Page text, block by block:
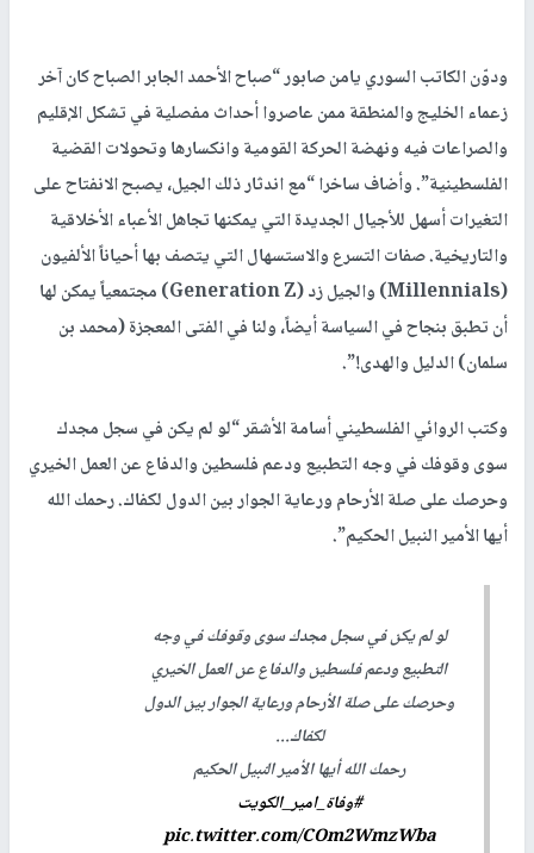
ودوّن الكاتب السوري يامن صابور “صباح الأحمد الجابر الصباح كان آخر
زعماء الخليج والمنطقة ممن عاصروا أحداث مفصلية في تشكل الإقليم
والصراعات فيه ونهضة الحركة القومية وانكسارها وتحولات القضية
الفلسطينية”. وأضاف ساخرا “مع اندثار ذلك الجيل، يصبح الانفتاح على
التغيرات أسهل للأجيال الجديدة التي يمكنها تجاهل الأعباء الأخلاقية
والتاريخية. صفات التسرع والاستسهال التي يتصف بها أحياناً الألفيون
(Millennials) والجيل زد (Generation Z) مجتمعياً يمكن لها
أن تطبق بنجاح في السياسة أيضاً، ولنا في الفتى المعجزة (محمد بن
سلمان) الدليل والهدى!”.
وكتب الروائي الفلسطيني أسامة الأشقر “لو لم يكن في سجل مجدك
سوى وقوفك في وجه التطبيع ودعم فلسطين والدفاع عن العمل الخيري
وحرصك على صلة الأرحام ورعاية الجوار بين الدول لكفاك. رحمك الله
أيها الأمير النبيل الحكيم”.
لو لم يكن في سجل مجدك سوى وقوفك في وجه
التطبيع ودعم فلسطين والدفاع عن العمل الخيري
وحرصك على صلة الأرحام ورعاية الجوار بين الدول
لكفاك...
رحمك الله أيها الأمير النبيل الحكيم
#وفاة_امير_الكويت
pic.twitter.com/COm2WmzWba